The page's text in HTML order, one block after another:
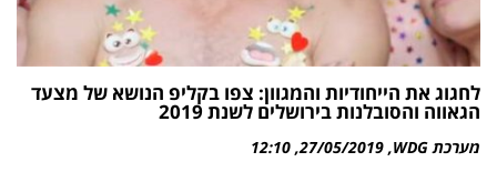
לחגוג את הייחודיות והמגוון: צפו בקליפ הנושא של מצעד
הגאווה והסובלנות בירושלים לשנת 2019
מערכת WDG 27/05/2019
12:10